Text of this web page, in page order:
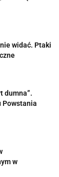
widać. Ptaki
dumna”.
Powstania
w